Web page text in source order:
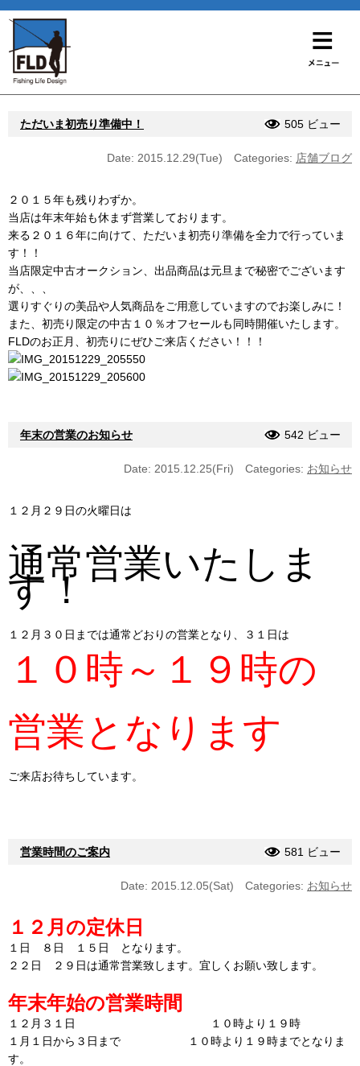
ただいま初売り準備中！ 505 ビュー
Date: 2015.12.29(Tue) Categories: 店舗ブログ
２０１５年も残りわずか。
当店は年末年始も休まず営業しております。
来る２０１６年に向けて、ただいま初売り準備を全力で行っていま
す！！
当店限定中古オークション、出品商品は元旦まで秘密でございます
が、、、
選りすぐりの美品や人気商品をご用意していますのでお楽しみに！
また、初売り限定の中古１０％オフセールも同時開催いたします。
FLDのお正月、初売りにぜひご来店ください！！！
年末の営業のお知らせ 542 ビュー
Date: 2015.12.25(Fri) Categories: お知らせ
１２月２９日の火曜日は
通常営業いたしま
す！
１２月３０日までは通常どおりの営業となり、３１日は
１０時～１９時の
営業となります
ご来店お待ちしています。
営業時間のご案内 581 ビュー
Date: 2015.12.05(Sat) Categories: お知らせ
１２月の定休日
１日 ８日 １５日 となります。
２２日 ２９日は通常営業致します。宜しくお願い致します。
年末年始の営業時間
１２月３１日 １０時より１９時
１月１日から３日まで １０時より１９時までとなりま
す。